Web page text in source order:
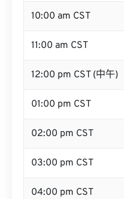
10:00 am CST
11:00 am CST
12:00 pm CST (中午)
01:00 pm CST
02:00 pm CST
03:00 pm CST
04:00 pm CST